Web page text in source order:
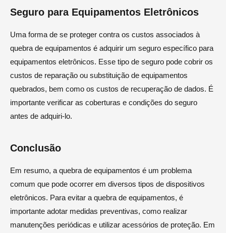
Seguro para Equipamentos Eletrônicos
Uma forma de se proteger contra os custos associados à
quebra de equipamentos é adquirir um seguro específico para
equipamentos eletrônicos. Esse tipo de seguro pode cobrir os
custos de reparação ou substituição de equipamentos
quebrados, bem como os custos de recuperação de dados. É
importante verificar as coberturas e condições do seguro
antes de adquiri-lo.
Conclusão
Em resumo, a quebra de equipamentos é um problema
comum que pode ocorrer em diversos tipos de dispositivos
eletrônicos. Para evitar a quebra de equipamentos, é
importante adotar medidas preventivas, como realizar
manutenções periódicas e utilizar acessórios de proteção. Em